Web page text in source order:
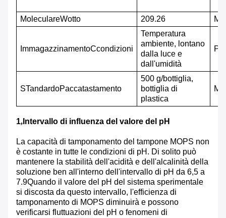
MoleculareWotto 209.26 M
ImmagazzinamentoCcondizioni
Temperatura
ambiente, lontano
dalla luce e
dall'umidità
P
STandardoPaccatastamento
500 g/bottiglia,
bottiglia di
plastica
M
1, Intervallo di influenza del valore del pH
La capacità di tamponamento del tampone MOPS non
è costante in tutte le condizioni di pH. Di solito può
mantenere la stabilità dell'acidità e dell'alcalinità della
soluzione ben all'interno dell'intervallo di pH da 6,5 a
7.9Quando il valore del pH del sistema sperimentale
si discosta da questo intervallo, l'efficienza di
tamponamento di MOPS diminuirà e possono
verificarsi fluttuazioni del pH o fenomeni di